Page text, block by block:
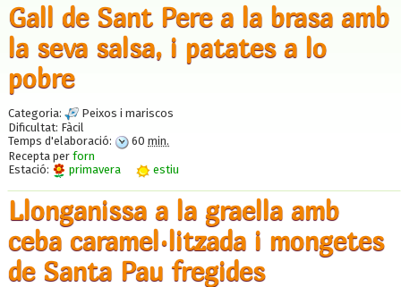
Gall de Sant Pere a la brasa amb
la seva salsa, i patates a lo
pobre
Categoria:
Peixos i mariscos
Dificultat: Fàcil
Temps d'elaboració:
60 min.
Recepta per forn
Estació:
primavera estiu
Llonganissa a la graella amb
ceba caramel·litzada i mongetes
de Santa Pau fregides